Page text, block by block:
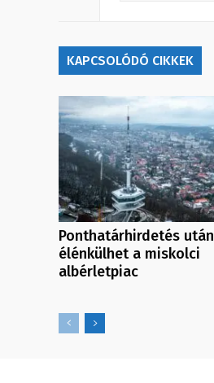
KAPCSOLÓDÓ CIKKEK
Ponthatárhirdetés után
élénkülhet a miskolci
albérletpiac